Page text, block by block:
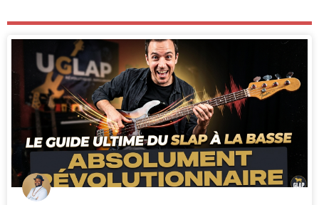
Les personnes qui ont lu cet article
ont aussi apprécié les articles ci-
dessous.